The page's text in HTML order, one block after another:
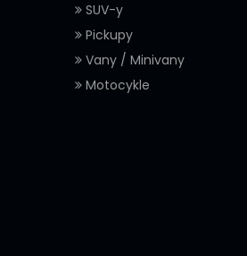
SUV-y
Pickupy
Vany / Minivany
Motocykle